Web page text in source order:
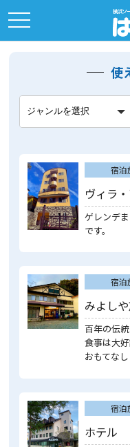
toggle
navigation
使
宿泊
ヴィラ
ゲレンデ
です。
宿泊
みよし
百年の伝
食事は大
おもてなし
宿泊
ホテル